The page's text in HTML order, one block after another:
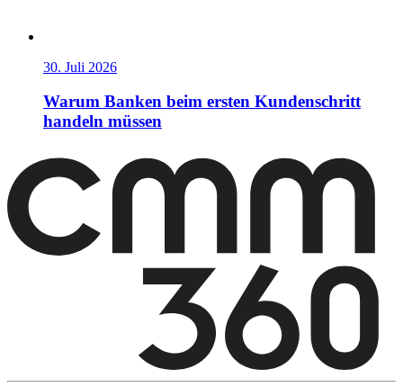
30. Juli 2026
Warum Banken beim ersten Kundenschritt
handeln müssen